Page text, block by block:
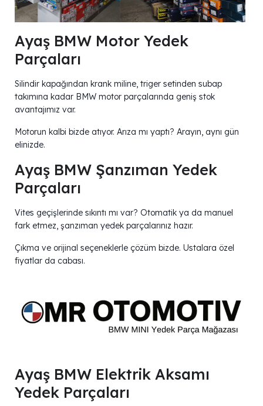
Ayaş BMW Motor Yedek
Parçaları
Silindir kapağından krank miline, triger setinden subap
takımına kadar BMW motor parçalarında geniş stok
avantajımız var.
Motorun kalbi bizde atıyor. Arıza mı yaptı? Arayın, aynı gün
elinizde.
Ayaş BMW Şanzıman Yedek
Parçaları
Vites geçişlerinde sıkıntı mı var? Otomatik ya da manuel
fark etmez, şanzıman yedek parçalarınız hazır.
Çıkma ve orijinal seçeneklerle çözüm bizde. Ustalara özel
fiyatlar da cabası.
Ayaş BMW Elektrik Aksamı
Yedek Parçaları